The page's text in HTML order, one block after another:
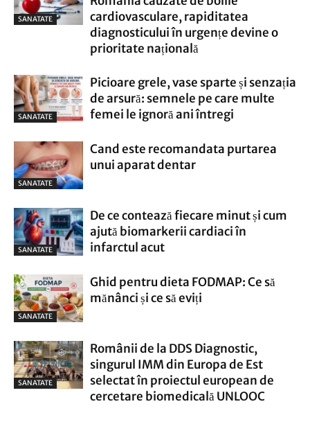
SANATATE
cardiovasculare, rapiditatea
diagnosticului în urgențe devine o
prioritate națională
SANATATE
Picioare grele, vase sparte și senzația
de arsură: semnele pe care multe
femei le ignoră ani întregi
SANATATE
Cand este recomandata purtarea
unui aparat dentar
SANATATE
De ce contează fiecare minut și cum
ajută biomarkerii cardiaci în
infarctul acut
SANATATE
Ghid pentru dieta FODMAP: Ce să
mănânci și ce să eviți
SANATATE
Românii de la DDS Diagnostic,
singurul IMM din Europa de Est
selectat în proiectul european de
cercetare biomedicală UNLOOC